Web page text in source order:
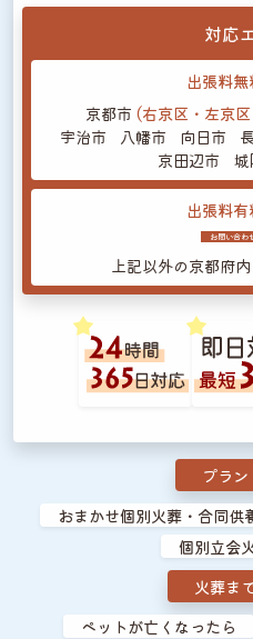
対応
出張料
京都市 (右京区・左京
宇治市
八幡市 向日市
京田辺市
城
出張料
お問い合わ
上記以外の京都府
プラ
おまかせ個別火葬・合同供
個別立会
火葬ま
ペットが亡くなったら